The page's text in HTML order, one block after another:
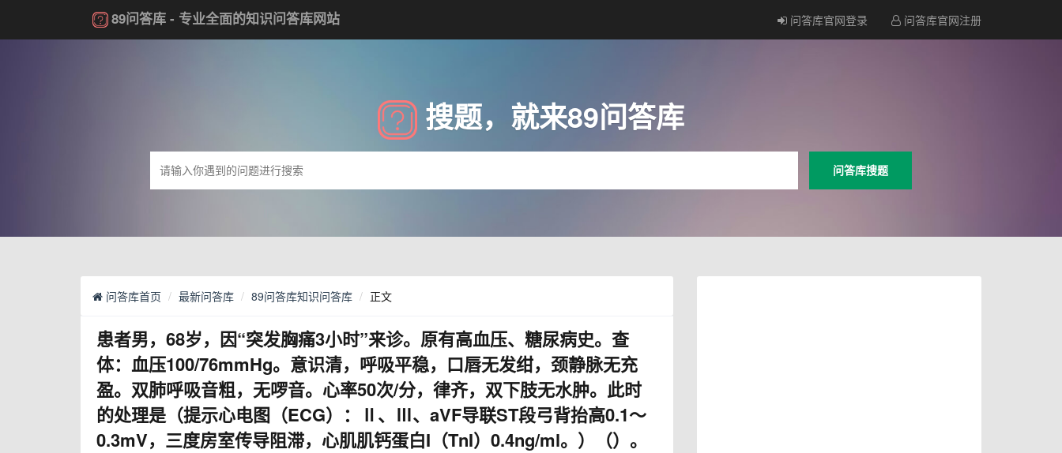
89问答库 - 专业全面的知识问答库网站 问答库官网登录 问答库官网注册
搜题，就来89问答库
问答库搜题
问答库首页 最新问答库 89问答库知识问答库 正文
患者男，68岁，因“突发胸痛3小时”来诊。原有高血压、糖尿病史。查
体：血压100/76mmHg。意识清，呼吸平稳，口唇无发绀，颈静脉无充
盈。双肺呼吸音粗，无啰音。心率50次/分，律齐，双下肢无水肿。此时
的处理是（提示心电图（ECG）：Ⅱ、Ⅲ、aVF导联ST段弓背抬高0.1～
0.3mV，三度房室传导阻滞，心肌肌钙蛋白I（TnI）0.4ng/ml。）（）。